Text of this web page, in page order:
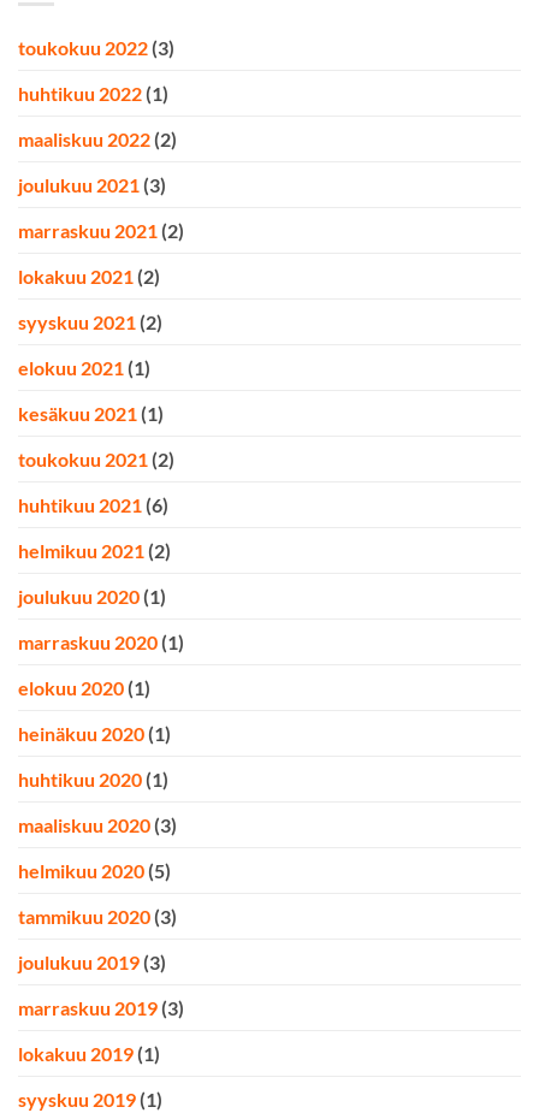
toukokuu 2022 (3)
huhtikuu 2022 (1)
maaliskuu 2022 (2)
joulukuu 2021 (3)
marraskuu 2021 (2)
lokakuu 2021 (2)
syyskuu 2021 (2)
elokuu 2021 (1)
kesäkuu 2021 (1)
toukokuu 2021 (2)
huhtikuu 2021 (6)
helmikuu 2021 (2)
joulukuu 2020 (1)
marraskuu 2020 (1)
elokuu 2020 (1)
heinäkuu 2020 (1)
huhtikuu 2020 (1)
maaliskuu 2020 (3)
helmikuu 2020 (5)
tammikuu 2020 (3)
joulukuu 2019 (3)
marraskuu 2019 (3)
lokakuu 2019 (1)
syyskuu 2019 (1)